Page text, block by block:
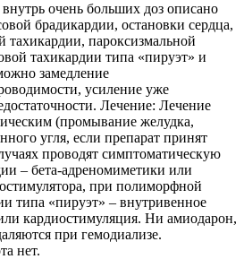
очень больших доз описано
брадикардии, остановки сердца,
тахикардии, пароксизмальной
тахикардии типа «пируэт» и
замедление
усиление уже
Лечение: Лечение
(промывание желудка,
угля, если препарат принят
проводят симптоматическую
– бета-адреномиметики или
при полиморфной
типа «пируэт» – внутривенное
кардиостимуляция. Ни амиодарон,
при гемодиализе.
нет.